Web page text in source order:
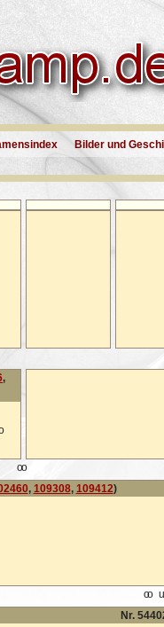
Bilder und
,
oo
, 109308, 109412)
oo
Nr.